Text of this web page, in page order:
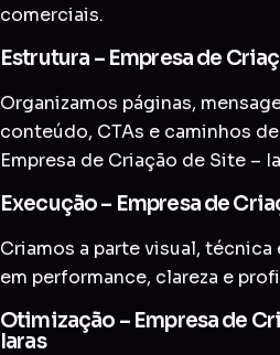
comerciais.
Estrutura – Empresa de
Organizamos páginas,
conteúdo, CTAs e caminhos
Empresa de Criação de Site –
Execução – Empresa de
Criamos a parte visual,
em performance, clareza e
Otimização – Empresa de
Iaras